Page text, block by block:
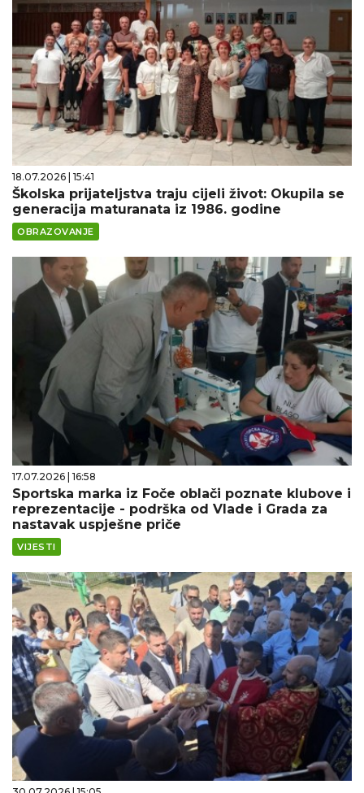
18.07.2026 | 15:41
Školska prijateljstva traju cijeli život: Okupila se
generacija maturanata iz 1986. godine
OBRAZOVANJE
17.07.2026 | 16:58
Sportska marka iz Foče oblači poznate klubove i
reprezentacije - podrška od Vlade i Grada za
nastavak uspješne priče
VIJESTI